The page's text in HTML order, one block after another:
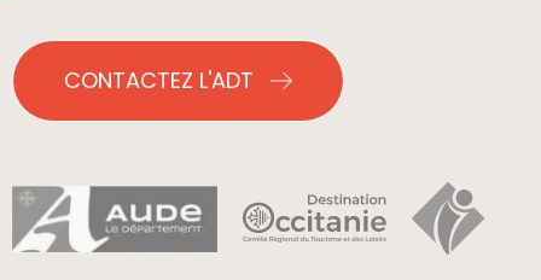
CONTACTEZ L'ADT